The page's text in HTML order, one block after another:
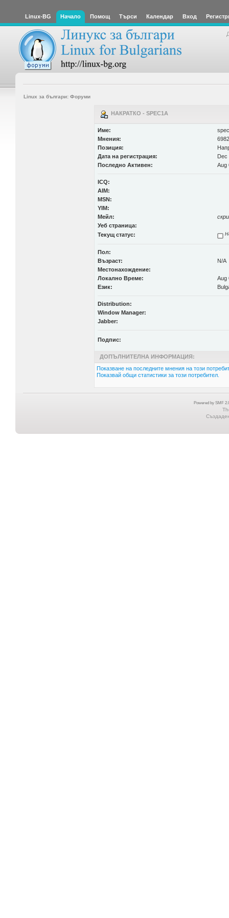
Linux-BG Начало Помощ Търси Календар Вход
Linux за българи: Форуми
НАКРАТКО - SPEC1A
Име:
Мнения:
Позиция:
Дата на регистрация:
Dec
Последно Активен:
Aug
ICQ:
AIM:
MSN:
YIM:
Мейл:
Уеб страница:
Текущ статус:
Пол:
Възраст:
N/A
Местонахождение:
Локално Време:
Aug
Език:
Distribution:
Window Manager:
Jabber:
Подпис:
ДОПЪЛНИТЕЛНА ИНФОРМАЦИЯ:
Показване на последните мнения на този
Показвай общи статистики за този потребител.
Powered by SMF